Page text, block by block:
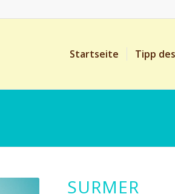
Startseite Tipp
SURMER